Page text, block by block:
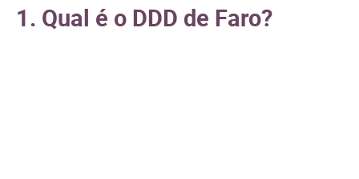
1. Qual é o DDD de Faro?